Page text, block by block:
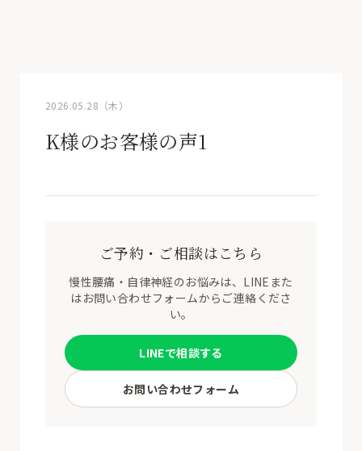
2026.05.28（木）
K様のお客様の声1
ご予約・ご相談はこちら
慢性腰痛・自律神経のお悩みは、LINEまた
はお問い合わせフォームからご連絡くださ
い。
LINEで相談する
お問い合わせフォーム